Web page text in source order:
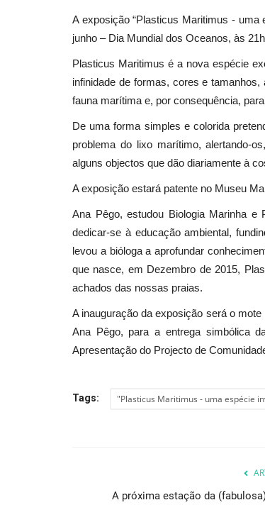
A exposição “Plasticus Maritimus - uma
junho – Dia Mundial dos Oceanos, às
Plasticus Maritimus é a nova espécie
infinidade de formas, cores e
fauna marítima e, por consequência,
De uma forma simples e colorida
problema do lixo marítimo, alertando-
alguns objectos que dão diariamente à
A exposição estará patente no Museu
Ana Pêgo, estudou Biologia Marinha
dedicar-se à educação ambiental,
levou a bióloga a aprofundar
que nasce, em Dezembro de 2015,
achados das nossas praias.
A inauguração da exposição será o
Ana Pêgo, para a entrega simbólica
Apresentação do Projecto de
Tags: "Plasticus Maritimus - uma espécie
A próxima estação da